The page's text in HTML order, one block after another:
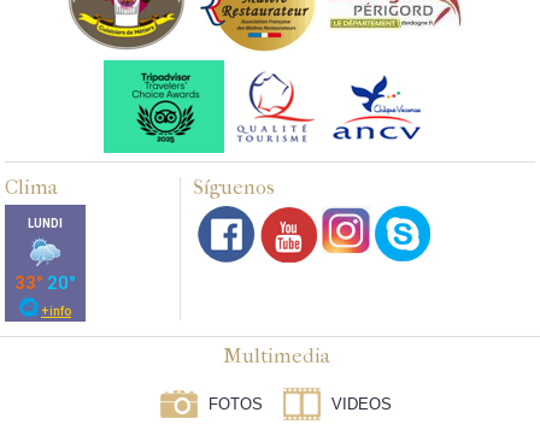
Clima Síguenos
Multimedia
FOTOS VIDEOS